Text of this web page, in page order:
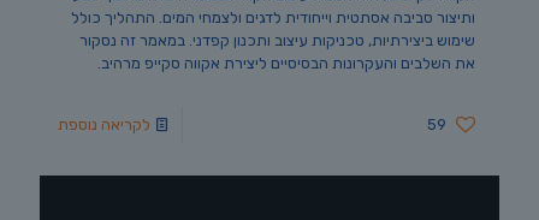
ותיצור סביבה אסתטית וייחודית לדגים ולצמחי המים. התהליך כולל
שימוש ביצירתיות, טכניקות עיצוב ותכנון קפדני. במאמר זה נסקור
את השלבים והעקרונות הבסיסיים ליצירת אקווה סקייפ מרהיב.
59 לקריאה נוספת